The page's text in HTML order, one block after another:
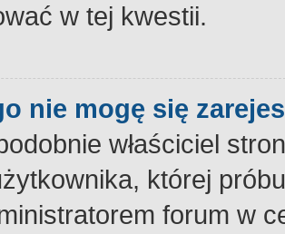
w tej kwestii.
nie mogę się
właściciel
której
forum w